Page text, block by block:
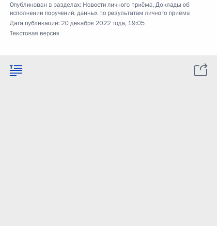
Опубликован в разделах: Новости личного приёма,Доклады об
исполнении поручений, данных по результатам личного приёма
Дата публикации:20 декабря 2022 года, 19:05
Текстовая версия